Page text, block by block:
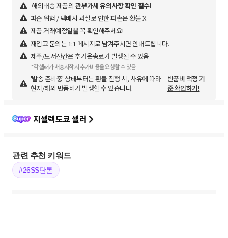
해외배송 제품의 관부가세 유의사항 확인 필수!
파손 위험 / 택배사 과실로 인한 파손은 환불 X
제품 거래예정일을 꼭 확인해주세요!
재입고 문의는 1:1 메시지로 남겨주시면 안내드립니다.
제주/도서산간은 추가운송료가 발생될 수 있음
*각 셀러가 배송시작 시 추가비용을 요청할 수 있음
'발송 준비중' 상태부터는 환불 진행 시, 사유에 따라
현지/해외 반품비가 발생할 수 있습니다.
반품비 책정 기
준 확인하기!
지셀렉도쿄 셀러
관련 추천 키워드
#26SS단톤